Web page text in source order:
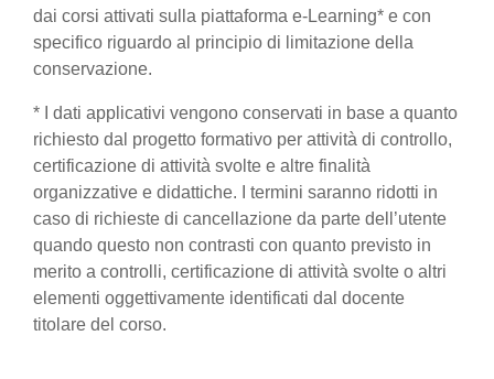
dai corsi attivati sulla piattaforma e-Learning* e con
specifico riguardo al principio di limitazione della
conservazione.
* I dati applicativi vengono conservati in base a quanto
richiesto dal progetto formativo per attività di controllo,
certificazione di attività svolte e altre finalità
organizzative e didattiche. I termini saranno ridotti in
caso di richieste di cancellazione da parte dell’utente
quando questo non contrasti con quanto previsto in
merito a controlli, certificazione di attività svolte o altri
elementi oggettivamente identificati dal docente
titolare del corso.